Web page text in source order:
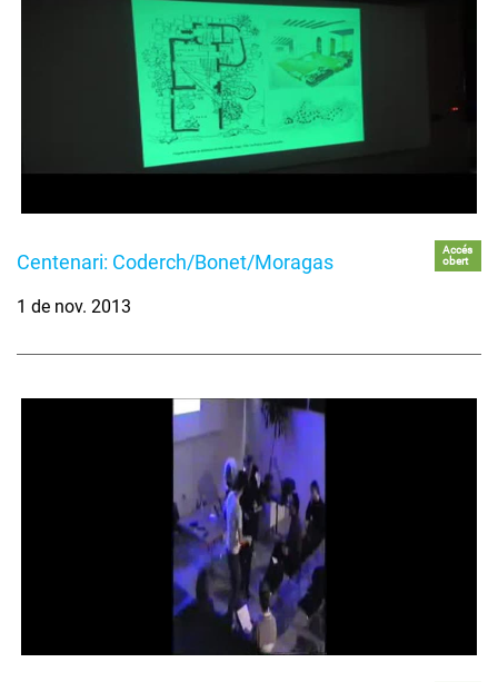
Centenari: Coderch/Bonet/Moragas
Accés
obert
1 de nov. 2013